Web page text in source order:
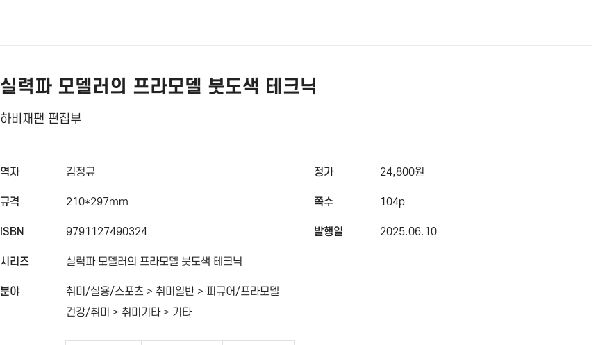
실력파 모델러의 프라모델 붓도색 테크닉
하비재팬 편집부
역자 김정규 정가 24,800원
규격 210*297mm 쪽수 104p
ISBN 9791127490324 발행일 2025.06.10
시리즈 실력파 모델러의 프라모델 붓도색 테크닉
분야
취미/실용/스포츠 > 취미일반 > 피규어/프라모델
건강/취미 > 취미기타 > 기타